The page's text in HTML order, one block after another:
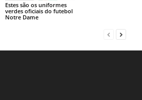
Estes são os uniformes
verdes oficiais do futebol
Notre Dame